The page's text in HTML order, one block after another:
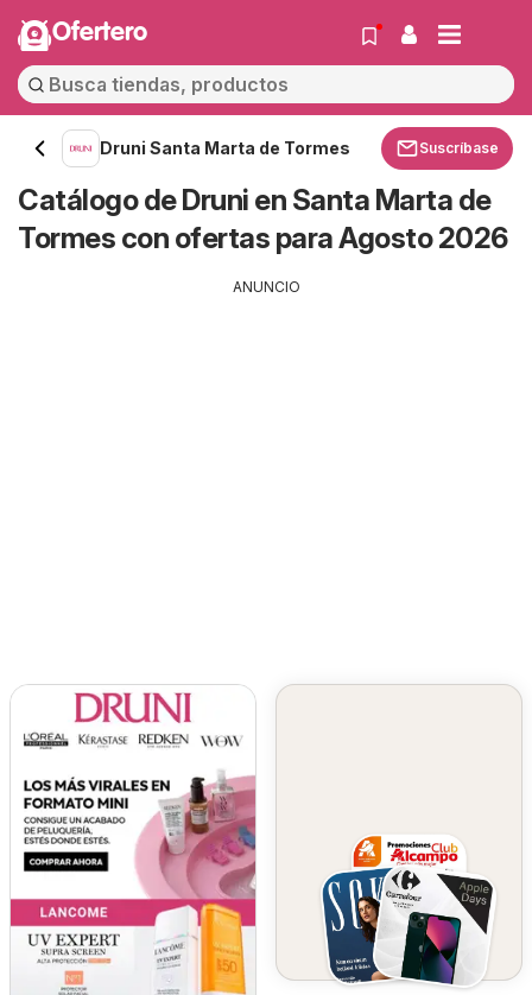
Ofertero
Druni Santa Marta de Tormes Suscríbase
Catálogo de Druni en Santa Marta de
Tormes con ofertas para Agosto 2026
ANUNCIO